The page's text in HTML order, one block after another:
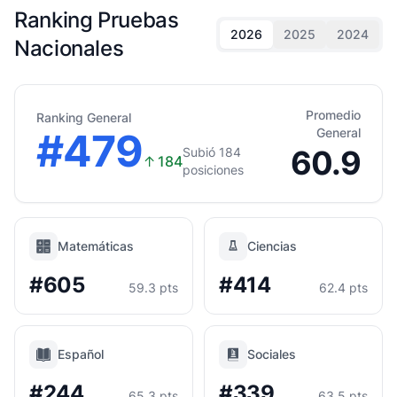
Ranking Pruebas
Nacionales
2026 2025 2024
Ranking General
#479↑ 184
Subió 184
posiciones
Promedio
General
60.9
Matemáticas
#605 59.3 pts
Ciencias
#414 62.4 pts
Español Sociales